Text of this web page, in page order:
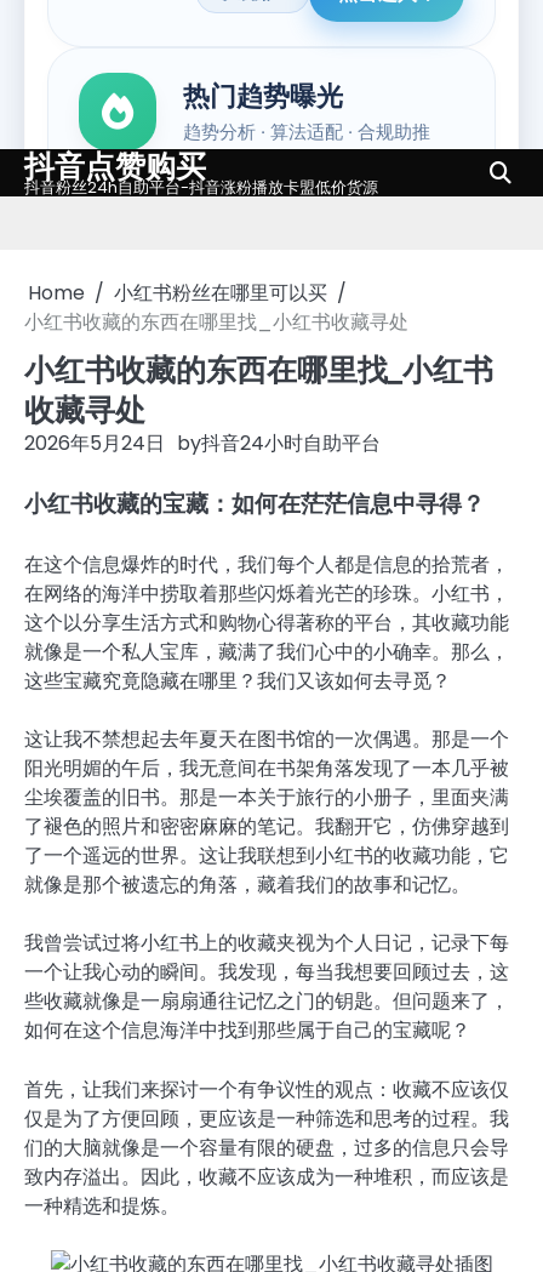
Skip
to
抖音点赞购买
抖音粉丝24h自助平台-抖音涨粉播放卡盟低价货源
Home
小红书粉丝在哪里可以买
小红书收藏的东西在哪里找_小红书收藏寻处
小红书收藏的东西在哪里找_小红书
收藏寻处
2026年5月24日 by抖音24小时自助平台
小红书收藏的宝藏：如何在茫茫信息中寻得？
在这个信息爆炸的时代，我们每个人都是信息的拾荒者，
在网络的海洋中捞取着那些闪烁着光芒的珍珠。小红书，
这个以分享生活方式和购物心得著称的平台，其收藏功能
就像是一个私人宝库，藏满了我们心中的小确幸。那么，
这些宝藏究竟隐藏在哪里？我们又该如何去寻觅？
这让我不禁想起去年夏天在图书馆的一次偶遇。那是一个
阳光明媚的午后，我无意间在书架角落发现了一本几乎被
尘埃覆盖的旧书。那是一本关于旅行的小册子，里面夹满
了褪色的照片和密密麻麻的笔记。我翻开它，仿佛穿越到
了一个遥远的世界。这让我联想到小红书的收藏功能，它
就像是那个被遗忘的角落，藏着我们的故事和记忆。
我曾尝试过将小红书上的收藏夹视为个人日记，记录下每
一个让我心动的瞬间。我发现，每当我想要回顾过去，这
些收藏就像是一扇扇通往记忆之门的钥匙。但问题来了，
如何在这个信息海洋中找到那些属于自己的宝藏呢？
首先，让我们来探讨一个有争议性的观点：收藏不应该仅
仅是为了方便回顾，更应该是一种筛选和思考的过程。我
们的大脑就像是一个容量有限的硬盘，过多的信息只会导
致内存溢出。因此，收藏不应该成为一种堆积，而应该是
一种精选和提炼。